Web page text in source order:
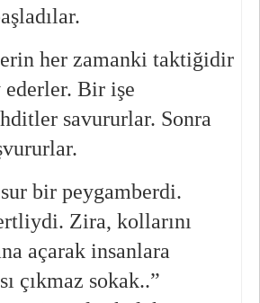
her zamanki taktiğidir
ederler. Bir işe
savururlar. Sonra
bir peygamberdi.
Zira, kollarını
açarak insanlara
çıkmaz sokak..”